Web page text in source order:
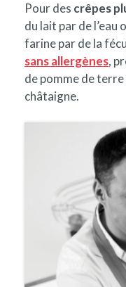
Pour des crêpes
du lait par de l’eau
farine par de la
sans allergènes,
de pomme de
châtaigne.